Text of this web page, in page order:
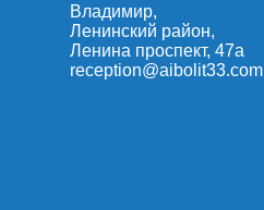
Владимир,
Ленинский район,
Ленина проспект, 47а
reception@aibolit33.com